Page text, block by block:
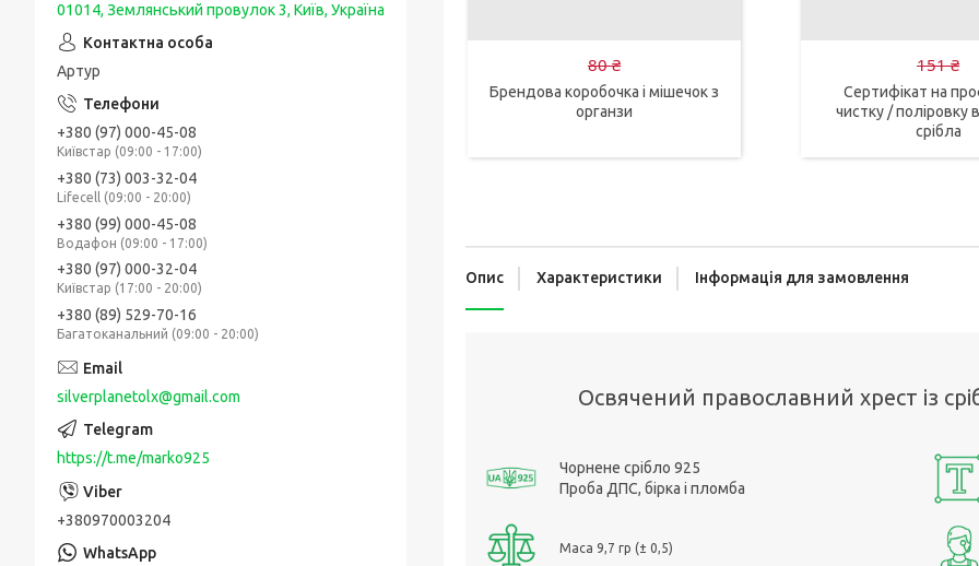
80 ₴
Брендова коробочка і мішечок з
органзи
151 ₴
Сертифікат на
чистку / поліровку
срібла
Опис Характеристики Інформація для замовлення
Освячений православний хрест із
Чорнене срібло 925
Проба ДПС, бірка і пломба
Маса 9,7 гр (± 0,5)
01014, Землянський провулок 3, Київ, Україна
Артур
+380 (97) 000-45-08
Київстар (09:00 - 17:00)
+380 (73) 003-32-04
Lifecell (09:00 - 20:00)
+380 (99) 000-45-08
Водафон (09:00 - 17:00)
+380 (97) 000-32-04
Київстар (17:00 - 20:00)
+380 (89) 529-70-16
Багатоканальний (09:00 - 20:00)
silverplanetolx@gmail.com
https://t.me/marko925
+380970003204